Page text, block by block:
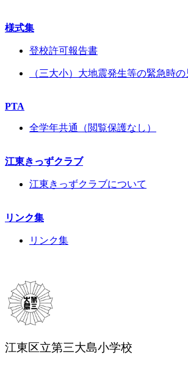
様式集
登校許可報告書
（三大小）大地震発生等の緊急時
PTA
全学年共通（閲覧保護なし）
江東きっずクラブ
江東きっずクラブについて
リンク集
リンク集
江東区立第三大島小学校